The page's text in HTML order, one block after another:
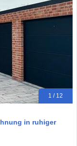
1 / 12
in ruhiger